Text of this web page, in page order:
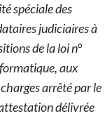
spéciale des
judiciaires à
de la loi n°
aux
arrêté par le
délivrée